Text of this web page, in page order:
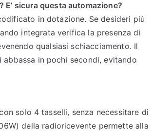
E’ sicura questa automazione?
in dotazione. Se desideri più
integrata verifica la presenza di
qualsiasi schiacciamento. Il
in pochi secondi, evitando
solo 4 tasselli, senza necessitare di
della radioricevente permette alla